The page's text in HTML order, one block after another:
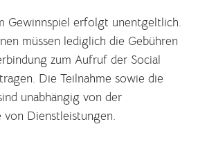
Gewinnspiel erfolgt unentgeltlich.
müssen lediglich die Gebühren
zum Aufruf der Social
Die Teilnahme sowie die
unabhängig von der
von Dienstleistungen.